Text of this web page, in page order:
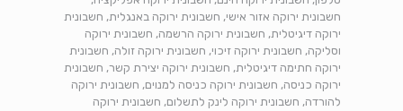
חשבונית ירוקה אזור אישי, חשבונית ירוקה באנגלית, חשבונית
ירוקה דיגיטלית, חשבונית ירוקה הרשמה, חשבונית ירוקה
וסליקה, חשבונית ירוקה זיכוי, חשבונית ירוקה זולה, חשבונית
ירוקה חתימה דיגיטלית, חשבונית ירוקה יצירת קשר, חשבונית
ירוקה כניסה, חשבונית ירוקה כניסה למנוים, חשבונית ירוקה
להורדה, חשבונית ירוקה לינק לתשלום, חשבונית ירוקה